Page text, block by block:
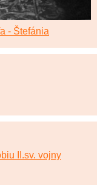
- Štefánia
II.sv. vojny